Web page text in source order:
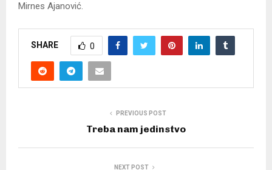
Mirnes Ajanović.
SHARE 0
PREVIOUS POST
Treba nam jedinstvo
NEXT POST